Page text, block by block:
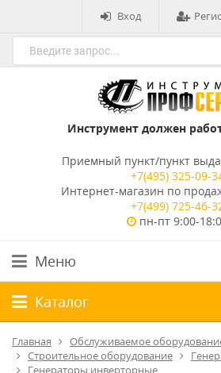
Вход
Инструмент должен
Приемный пункт/пункт
+7(495) 325-09-
Интернет-магазин по
+7(499) 725-46-
пн-пт 9:00-
Меню
Каталог
Главная
Обслуживаемое
Строительное оборудование
Генераторы инверторные